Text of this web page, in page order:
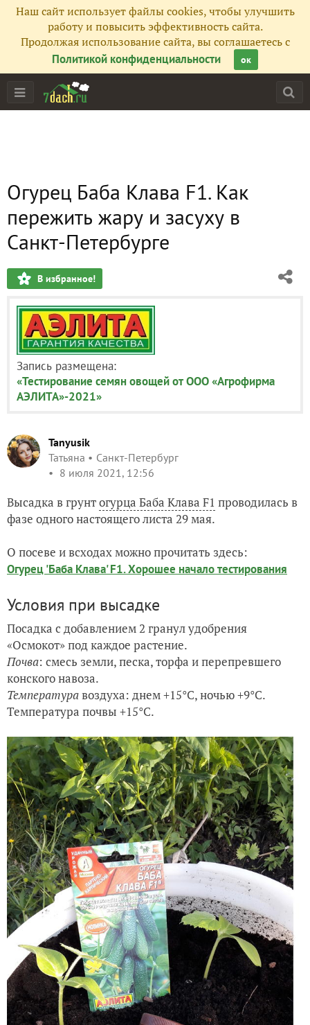
Наш сайт использует файлы cookies, чтобы улучшить
работу и повысить эффективность сайта.
Продолжая использование сайта, вы соглашаетесь с
Политикой конфиденциальности
ок
Огурец Баба Клава F1. Как
пережить жару и засуху в
Санкт-Петербурге
В избранное!
Запись размещена:
«Тестирование семян овощей от ООО «Агрофирма
АЭЛИТА»-2021»
Tanyusik
Татьяна
Санкт-Петербург
8 июля 2021, 12:56
Высадка в грунтогурца Баба Клава F1 проводилась в
фазе одного настоящего листа 29 мая.
О посеве и всходах можно прочитать здесь:
Огурец 'Баба Клава' F1. Хорошее начало тестирования
Условия при высадке
Посадка с добавлением 2 гранул удобрения
«Осмокот» под каждое растение.
Почва: смесь земли, песка, торфа и перепревшего
конского навоза.
Температуравоздуха: днем +15°С, ночью +9°С.
Температура почвы +15°С.